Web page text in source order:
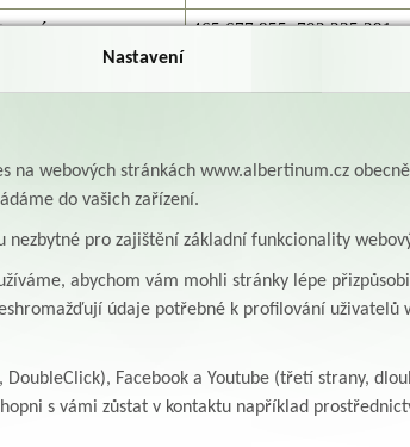
465 677 855, 702 235 291
Kontakt
465 677 808
465 677 821
465 677 821
svecova@albertinum.cz
Nastavení
na webových stránkách www.albertinum.cz
do vašich zařízení.
nezbytné pro zajištění základní funkcionality
abychom vám mohli stránky lépe
údaje potřebné k profilování uživatelů
Facebook a Youtube (třetí strany,
s vámi zůstat v kontaktu například